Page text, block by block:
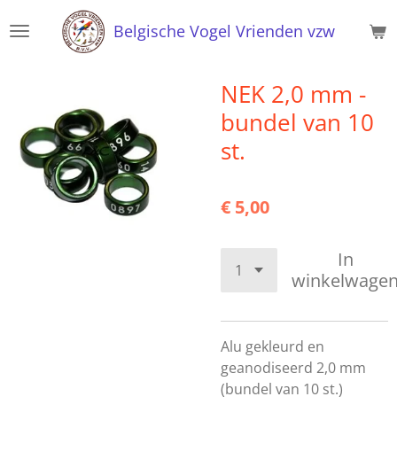
direct
Belgische Vogel Vrienden vzw
NEK 2,0 mm -
bundel van 10
st.
€ 5,00
In
Alu gekleurd en
geanodiseerd 2,0 mm
(bundel van 10 st.)